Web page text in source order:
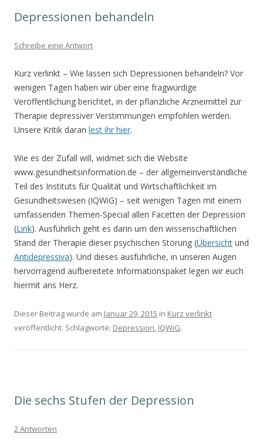
Depressionen behandeln
Schreibe eine Antwort
Kurz verlinkt – Wie lassen sich Depressionen behandeln? Vor
wenigen Tagen haben wir über eine fragwürdige
Veröffentlichung berichtet, in der pflanzliche Arzneimittel zur
Therapie depressiver Verstimmungen empfohlen werden.
Unsere Kritik daran lest ihr hier.
Wie es der Zufall will, widmet sich die Website
www.gesundheitsinformation.de – der allgemeinverständliche
Teil des Instituts für Qualität und Wirtschaftlichkeit im
Gesundheitswesen (IQWiG) – seit wenigen Tagen mit einem
umfassenden Themen-Special allen Facetten der Depression
(Link). Ausführlich geht es darin um den wissenschaftlichen
Stand der Therapie dieser psychischen Störung (Übersicht und
Antidepressiva). Und dieses ausführliche, in unseren Augen
hervorragend aufbereitete Informationspaket legen wir euch
hiermit ans Herz.
Dieser Beitrag wurde am Januar 29, 2015 in Kurz verlinkt
veröffentlicht. Schlagworte: Depression, IQWiG.
Die sechs Stufen der Depression
2 Antworten